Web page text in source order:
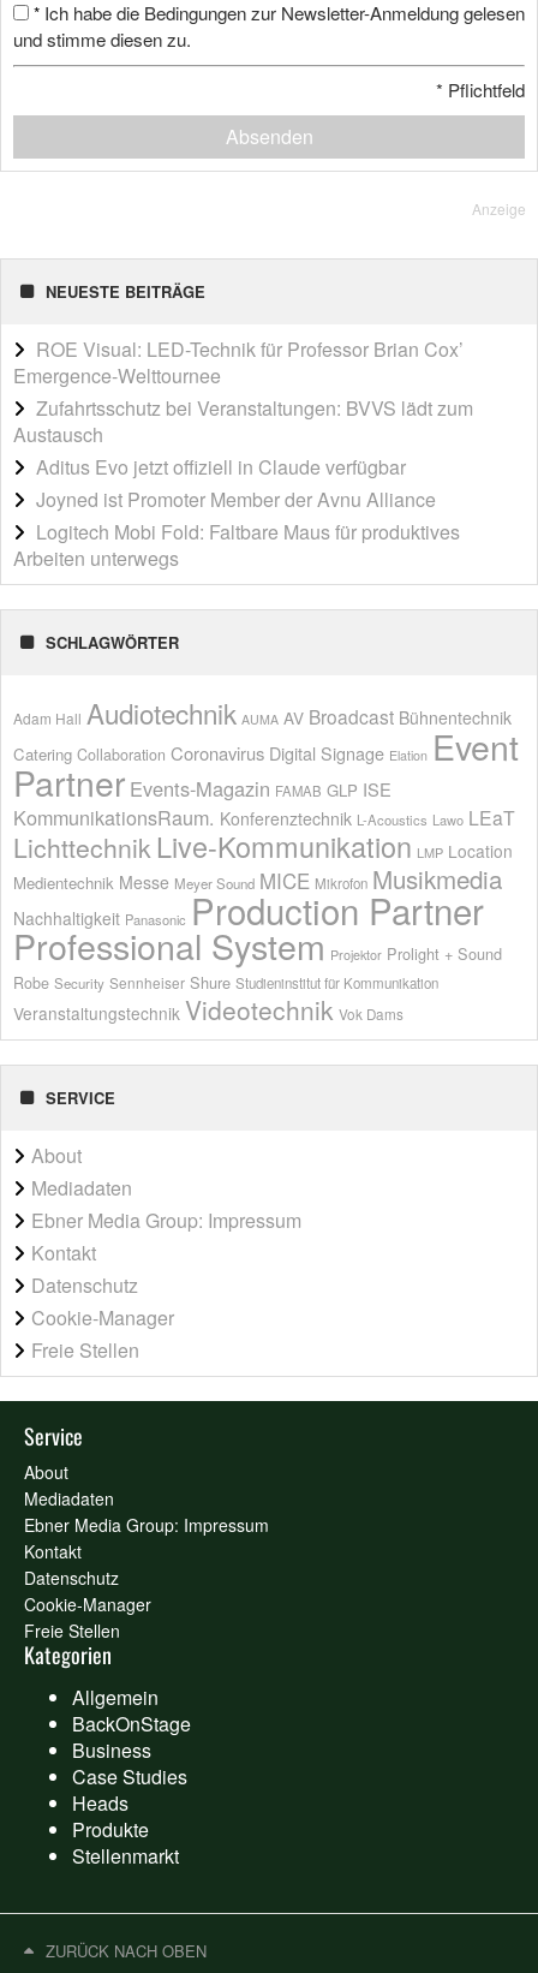
* Ich habe die Bedingungen zur Newsletter-Anmeldung gelesen
und stimme diesen zu.
* Pflichtfeld
Absenden
Anzeige
NEUESTE BEITRÄGE
ROE Visual: LED-Technik für Professor Brian Cox’
Emergence-Welttournee
Zufahrtsschutz bei Veranstaltungen: BVVS lädt zum
Austausch
Aditus Evo jetzt offiziell in Claude verfügbar
Joyned ist Promoter Member der Avnu Alliance
Logitech Mobi Fold: Faltbare Maus für produktives
Arbeiten unterwegs
SCHLAGWÖRTER
Adam Hall Audiotechnik AUMA AV Broadcast Bühnentechnik
Catering Collaboration Coronavirus Digital Signage Elation Event
Partner Events-Magazin FAMAB GLP ISE
KommunikationsRaum. Konferenztechnik L-Acoustics Lawo LEaT
Lichttechnik Live-Kommunikation LMP Location
Medientechnik Messe Meyer Sound MICE Mikrofon Musikmedia
Nachhaltigkeit Panasonic Production Partner
Professional System Projektor Prolight + Sound
Robe Security Sennheiser Shure Studieninstitut für Kommunikation
Veranstaltungstechnik Videotechnik Vok Dams
SERVICE
About
Mediadaten
Ebner Media Group: Impressum
Kontakt
Datenschutz
Cookie-Manager
Freie Stellen
Service
About
Mediadaten
Ebner Media Group: Impressum
Kontakt
Datenschutz
Cookie-Manager
Freie Stellen
Kategorien
Allgemein
BackOnStage
Business
Case Studies
Heads
Produkte
Stellenmarkt
ZURÜCK NACH OBEN